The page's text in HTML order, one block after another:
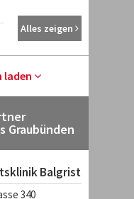
Alles zeigen
laden
Graubünden
Balgrist
340